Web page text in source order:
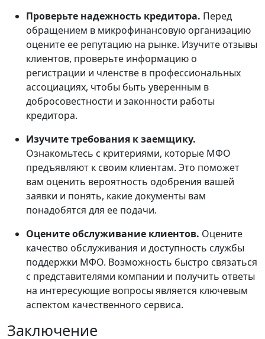
Проверьте надежность кредитора. Перед
обращением в микрофинансовую организацию
оцените ее репутацию на рынке. Изучите отзывы
клиентов, проверьте информацию о
регистрации и членстве в профессиональных
ассоциациях, чтобы быть уверенным в
добросовестности и законности работы
кредитора.
Изучите требования к заемщику.
Ознакомьтесь с критериями, которые МФО
предъявляют к своим клиентам. Это поможет
вам оценить вероятность одобрения вашей
заявки и понять, какие документы вам
понадобятся для ее подачи.
Оцените обслуживание клиентов. Оцените
качество обслуживания и доступность службы
поддержки МФО. Возможность быстро связаться
с представителями компании и получить ответы
на интересующие вопросы является ключевым
аспектом качественного сервиса.
Заключение